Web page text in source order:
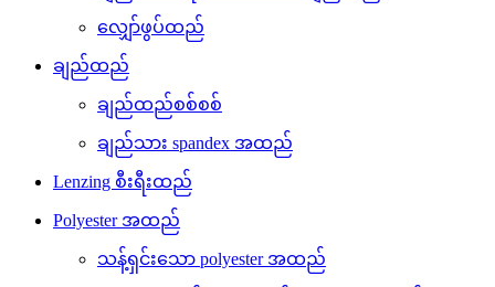
လျှော်ဖွပ်ထည်
ချည်ထည်
ချည်ထည်စစ်စစ်
ချည်သား spandex အထည်
Lenzing စီးရီးထည်
Polyester အထည်
သန့်ရှင်းသော polyester အထည်